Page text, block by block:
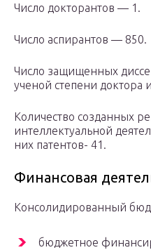
Число докторантов — 1.
Число аспирантов — 850.
Число защищенных
ученой степени доктора
Количество созданных
интеллектуальной
них патентов- 41.
Финансовая
Консолидированный
бюджетное